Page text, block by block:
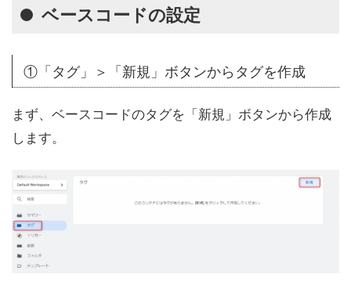
ベースコードの設定
①「タグ」＞「新規」ボタンからタグを作成
まず、ベースコードのタグを「新規」ボタンから作成
します。